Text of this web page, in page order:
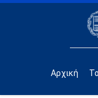
Αρχική